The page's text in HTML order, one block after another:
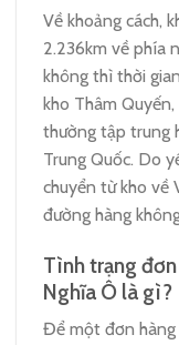
Về khoảng cách,
2.236km về phía
không thì thời
kho Thâm
thường tập trung
Trung Quốc. Do
chuyển từ kho về
đường hàng
Tình trạng
Nghĩa Ô là gì?
Để một đơn hàng